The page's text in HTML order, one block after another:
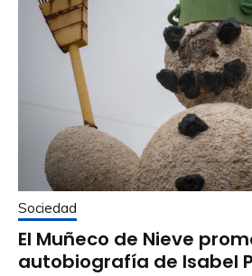
Sociedad
El Muñeco de Nieve
autobiografía de Isabel